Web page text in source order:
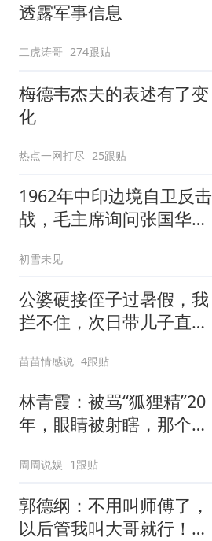
透露军事信息
二虎涛哥 274跟贴
梅德韦杰夫的表述有了变
化
热点一网打尽 25跟贴
1962年中印边境自卫反击
战，毛主席询问张国华能
初雪未见
公婆硬接侄子过暑假，我
拦不住，次日带儿子直飞
苗苗情感说 4跟贴
林青霞：被骂“狐狸精”20
年，眼睛被射瞎，那个男
钱？”
周周说娱 1跟贴
郭德纲：不用叫师傅了，
以后管我叫大哥就行！孔